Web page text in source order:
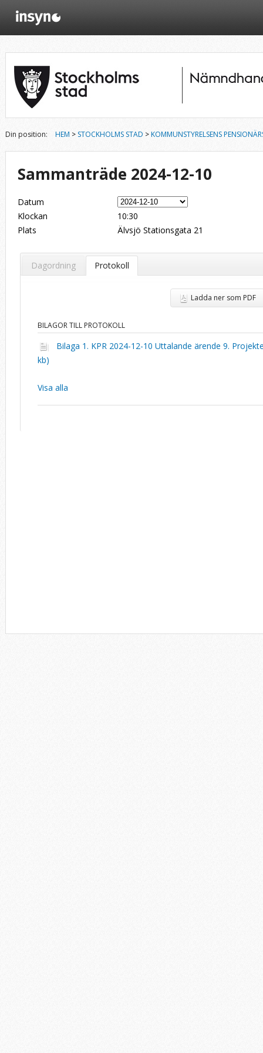
Din position: HEM > STOCKHOLMS STAD >KOMMUNSTYRELSENS
Sammanträde 2024-12-10
Datum
Klockan
10:30
Plats
Älvsjö Stationsgata 21
Dagordning Protokoll
Ladda ner som PDF
BILAGOR TILL PROTOKOLL
Bilaga 1. KPR 2024-12-10 Uttalande ärende 9.
kb)
Visa alla